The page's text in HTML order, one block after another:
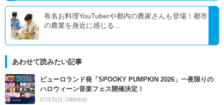
有名お料理YouTuberや都内の農家さんも登場！都市
の農業を身近に感じる...
あわせて読みたい記事
ピューロランド発「SPOOKY PUMPKIN 2026」一夜限りの
ハロウィーン音楽フェス開催決定！
07月31日 15時00分